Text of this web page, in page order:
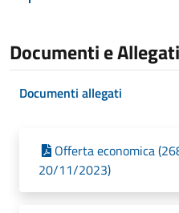
Documenti e Allegati
Documenti allegati
Offerta economica
20/11/2023)